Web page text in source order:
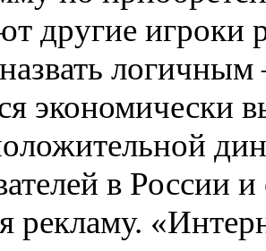
другие
логичным
экономически
в России
рекламу.